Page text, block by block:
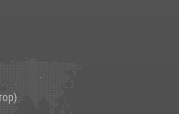
(видео)
конференция по обобщению